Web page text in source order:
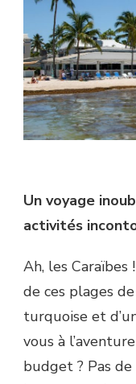
Un voyage
activités
Ah, les Caraïbes
de ces plages
turquoise et
vous à
budget ? Pas